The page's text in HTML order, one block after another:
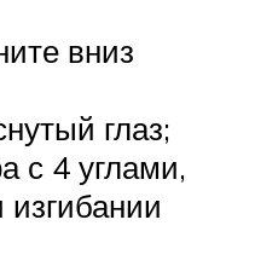
вниз
глаз;
с 4 углами,